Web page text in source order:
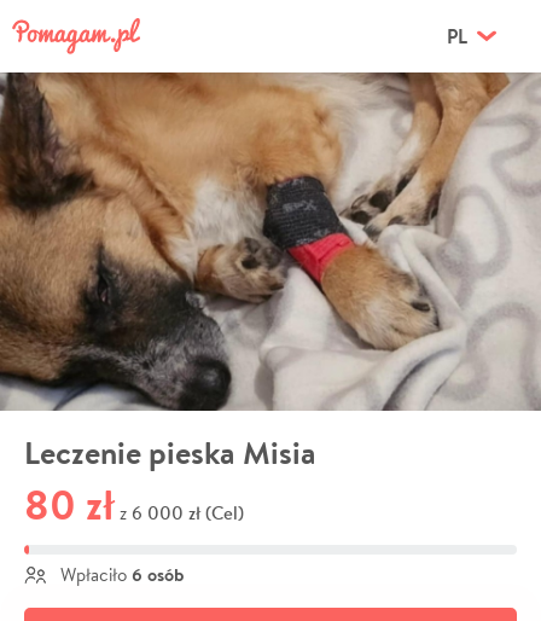
PL
Leczenie pieska Misia
80 zł z 6 000 zł (Cel)
Wpłaciło 6 osób